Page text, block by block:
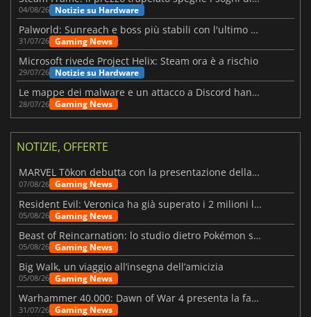
04/08/26 Notizie su Hardware
Palworld: Sunreach e boss più stabili con l'ultimo update
31/07/26 Gaming News
Microsoft rivede Project Helix: Steam ora è a rischio
29/07/26 Notizie su Hardware
Le mappe dei malware e un attacco a Discord hanno colpito Meccha Chameleon
28/07/26 Gaming News
NOTIZIE, OFFERTE
MARVEL Tōkon debutta con la presentazione della roadmap per il primo anno
07/08/26 Gaming News
Resident Evil: Veronica ha già superato i 2 milioni liste dei desideri
05/08/26 Gaming News
Beast of Reincarnation: lo studio dietro Pokémon su una nuova strada
05/08/26 Gaming News
Big Walk, un viaggio all’insegna dell’amicizia
05/08/26 Gaming News
Warhammer 40.000: Dawn of War 4 presenta la fazione dei Necron
31/07/26 Gaming News